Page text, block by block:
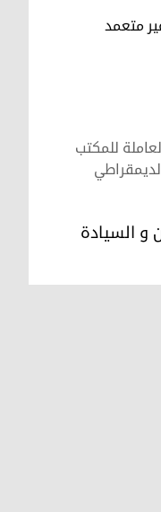
متعمد
للمكتب
و السيادة